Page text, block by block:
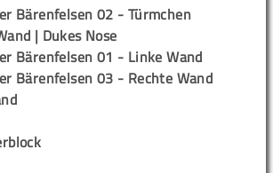
Bärenfelsen 02 - Türmchen
| Dukes Nose
Bärenfelsen 01 - Linke Wand
Bärenfelsen 03 - Rechte Wand